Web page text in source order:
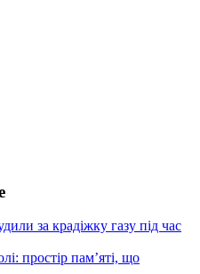
за крадіжку газу під час
простір пам’яті, що